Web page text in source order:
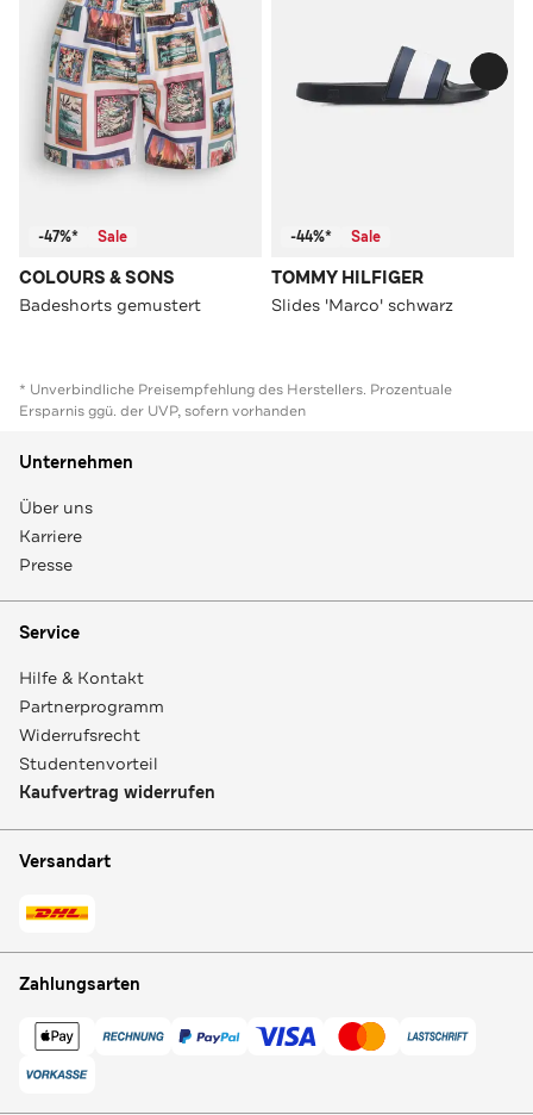
-47%* Sale
COLOURS & SONS
Badeshorts gemustert
-44%* Sale
TOMMY HILFIGER
Slides 'Marco' schwarz
* Unverbindliche Preisempfehlung des Herstellers. Prozentuale
Ersparnis ggü. der UVP, sofern vorhanden
Unternehmen
Über uns
Karriere
Presse
Service
Hilfe & Kontakt
Partnerprogramm
Widerrufsrecht
Studentenvorteil
Kaufvertrag widerrufen
Versandart
Zahlungsarten